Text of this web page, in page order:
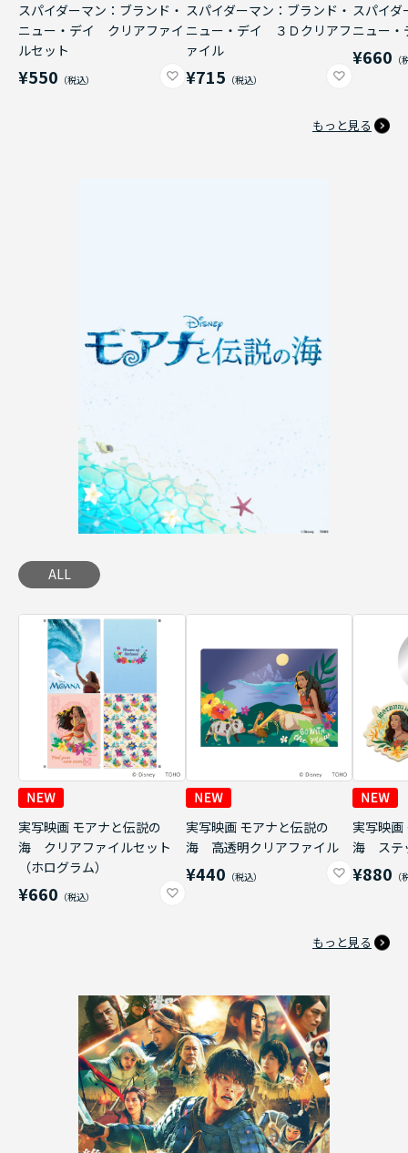
スパイダーマン：ブランド・
ニュー・デイ クリアファイ
ルセット
¥550
スパイダーマン：ブランド・
ニュー・デイ ３Ｄクリアフ
ァイル
¥715
スパイダ
ニュー
¥660
もっと見る
ALL
実写映画 モアナと伝説の
海 クリアファイルセット
（ホログラム）
¥660
実写映画 モアナと伝説の
海 高透明クリアファイル
¥440
実写映画
海 ステ
¥880
もっと見る